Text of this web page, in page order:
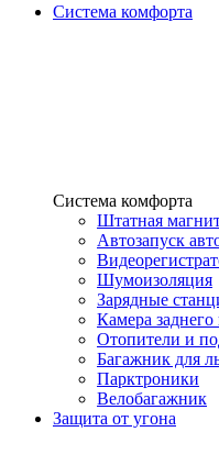
Система комфорта
Система комфорта
Штатная
Автозапуск
Шумоизоляция
Зарядные
Камера заднего
Отопители и
Багажник для
Парктроники
Велобагажник
Защита от угона